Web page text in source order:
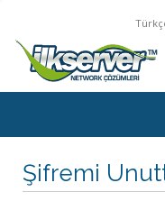
Şifremi